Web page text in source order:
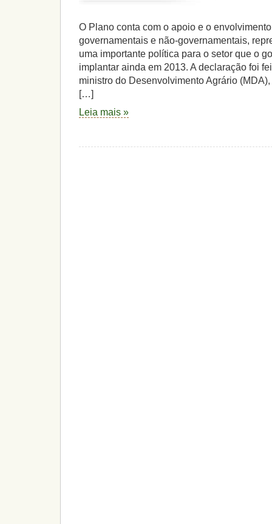
O Plano conta com o apoio e o
governamentais e não-governamentais,
uma importante política para o setor que o
implantar ainda em 2013. A declaração foi
ministro do Desenvolvimento Agrário
[…]
Leia mais »